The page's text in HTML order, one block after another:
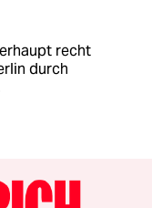
recht
durch